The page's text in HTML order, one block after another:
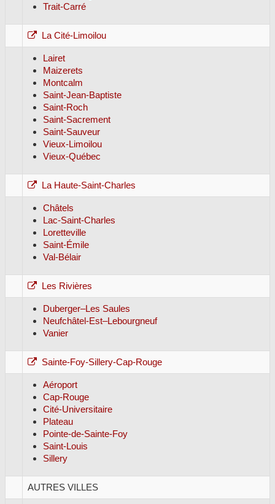
Trait-Carré
La Cité-Limoilou
Lairet
Maizerets
Montcalm
Saint-Jean-Baptiste
Saint-Roch
Saint-Sacrement
Saint-Sauveur
Vieux-Limoilou
Vieux-Québec
La Haute-Saint-Charles
Châtels
Lac-Saint-Charles
Loretteville
Saint-Émile
Val-Bélair
Les Rivières
Duberger–Les Saules
Neufchâtel-Est–Lebourgneuf
Vanier
Sainte-Foy-Sillery-Cap-Rouge
Aéroport
Cap-Rouge
Cité-Universitaire
Plateau
Pointe-de-Sainte-Foy
Saint-Louis
Sillery
AUTRES VILLES